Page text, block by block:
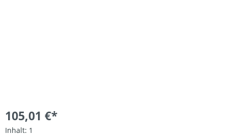
105,01 €*
Inhalt: 1